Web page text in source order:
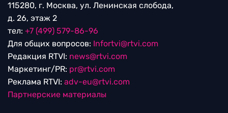
115280, г. Москва, ул. Ленинская слобода,
д. 26, этаж 2
тел: +7 (499) 579-86-96
Для общих вопросов: Infortvi@rtvi.com
Редакция RTVI: news@rtvi.com
Маркетинг/PR: pr@rtvi.com
Реклама RTVI: adv-eu@rtvi.com
Партнерские материалы